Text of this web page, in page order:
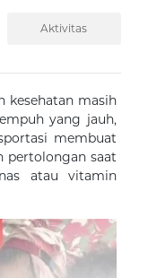
Aktivitas
kesehatan masih
yang jauh,
membuat
pertolongan saat
atau vitamin